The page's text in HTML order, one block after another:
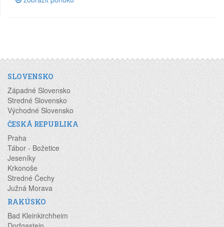
SLOVENSKO
Západné Slovensko
Stredné Slovensko
Východné Slovensko
ČESKÁ REPUBLIKA
Praha
Tábor - Božetice
Jeseníky
Krkonoše
Stredné Čechy
Južná Morava
RAKÚSKO
Bad Kleinkirchheim